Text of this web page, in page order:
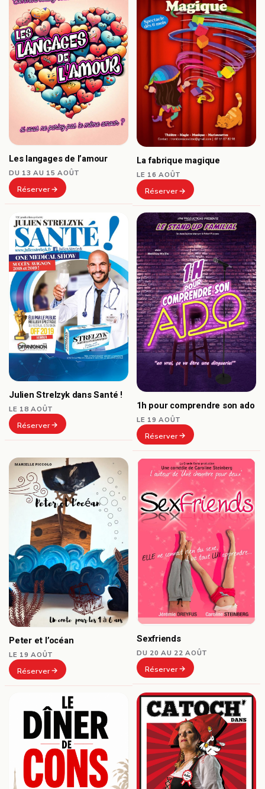
Les langages de l’amour
DU 13 AU 15 AOÛT
Réserver
La fabrique magique
LE 16 AOÛT
Réserver
Julien Strelzyk dans Santé !
LE 18 AOÛT
Réserver
1h pour comprendre son ado
LE 19 AOÛT
Réserver
Peter et l’océan
LE 19 AOÛT
Réserver
Sexfriends
DU 20 AU 22 AOÛT
Réserver